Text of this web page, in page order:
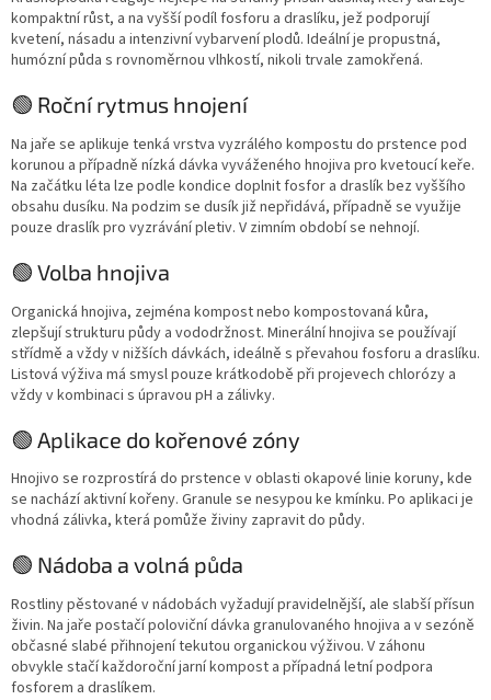
kompaktní růst, a na vyšší podíl fosforu a draslíku, jež podporují
kvetení, násadu a intenzivní vybarvení plodů. Ideální je propustná,
humózní půda s rovnoměrnou vlhkostí, nikoli trvale zamokřená.
🟢 Roční rytmus hnojení
Na jaře se aplikuje tenká vrstva vyzrálého kompostu do prstence pod
korunou a případně nízká dávka vyváženého hnojiva pro kvetoucí keře.
Na začátku léta lze podle kondice doplnit fosfor a draslík bez vyššího
obsahu dusíku. Na podzim se dusík již nepřidává, případně se využije
pouze draslík pro vyzrávání pletiv. V zimním období se nehnojí.
🟢 Volba hnojiva
Organická hnojiva, zejména kompost nebo kompostovaná kůra,
zlepšují strukturu půdy a vododržnost. Minerální hnojiva se používají
střídmě a vždy v nižších dávkách, ideálně s převahou fosforu a draslíku.
Listová výživa má smysl pouze krátkodobě při projevech chlorózy a
vždy v kombinaci s úpravou pH a zálivky.
🟢 Aplikace do kořenové zóny
Hnojivo se rozprostírá do prstence v oblasti okapové linie koruny, kde
se nachází aktivní kořeny. Granule se nesypou ke kmínku. Po aplikaci je
vhodná zálivka, která pomůže živiny zapravit do půdy.
🟢 Nádoba a volná půda
Rostliny pěstované v nádobách vyžadují pravidelnější, ale slabší přísun
živin. Na jaře postačí poloviční dávka granulovaného hnojiva a v sezóně
občasné slabé přihnojení tekutou organickou výživou. V záhonu
obvykle stačí každoroční jarní kompost a případná letní podpora
fosforem a draslíkem.